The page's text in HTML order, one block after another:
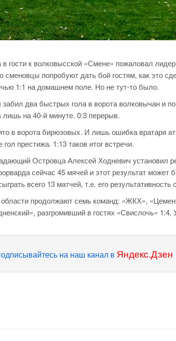
в гости к волковысской «Смене» пожаловал
попробуют дать бой гостям, как это
1:1 на домашнем поле. Но не тут-то было.
два быстрых гола в ворота волковычан и
лишь на 40-й минуте. 0:3 перерыв.
в ворота бирюзовых. И лишь ошибка вратаря
престижа. 1:13 таков итог встречи.
Островца Алексей Ходневич установил
сейчас 45 мячей и этот результат может
всего 13 матчей, т.е. его результативность
продолжают семь команд: «ЖКХ»,
разгромивший в гостях «Свислочь» 1:4.
на наш канал в Яндекс.Дзен